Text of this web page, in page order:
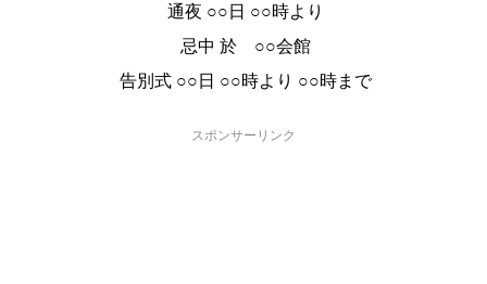
通夜 ○○日 ○○時より
忌中 於 ○○会館
告別式 ○○日 ○○時より ○○時まで
スポンサーリンク